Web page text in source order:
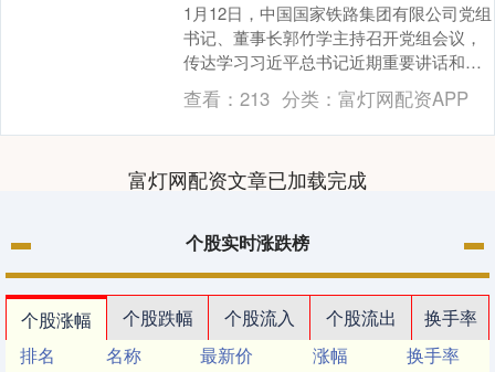
1月12日，中国国家铁路集团有限公司党组
书记、董事长郭竹学主持召开党组会议，
传达学习习近平总书记近期重要讲话和重
要指示精神，交流学习体会，研究部署贯
彻落实措施。....
查看：213 分类： 富灯网配资APP
富灯网配资文章已加载完成
个股实时涨跌榜
个股涨幅 个股跌幅 个股流入 个股流出
换手率
排名
名称 最新价 涨幅
换手率